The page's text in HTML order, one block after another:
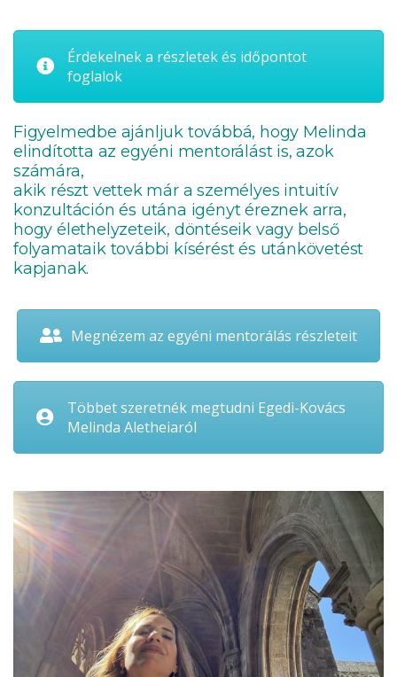
Érdekelnek a részletek és időpontot
foglalok
Figyelmedbe ajánljuk továbbá, hogy Melinda
elindította az egyéni mentorálást is, azok
számára,
akik részt vettek már a személyes intuitív
konzultáción és utána igényt éreznek arra,
hogy élethelyzeteik, döntéseik vagy belső
folyamataik további kísérést és utánkövetést
kapjanak.
Megnézem az egyéni mentorálás részleteit
Többet szeretnék megtudni Egedi-Kovács
Melinda Aletheiaról